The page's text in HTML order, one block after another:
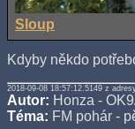
Sloup
Kdyby někdo
2018-09-08 18:57:12.5149 z
Autor: Honza -
Téma: FM pohár -